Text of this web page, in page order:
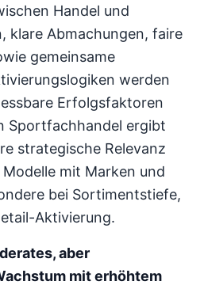
Handel und
klare Abmachungen, faire
gemeinsame
werden
Erfolgsfaktoren
Sportfachhandel ergibt
strategische Relevanz
mit Marken und
bei Sortimentstiefe,
Aktivierung.
aber
mit erhöhtem